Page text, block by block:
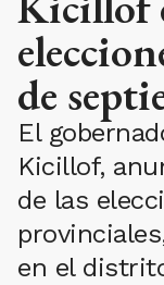
de
El
Kicillof,
de las
en el